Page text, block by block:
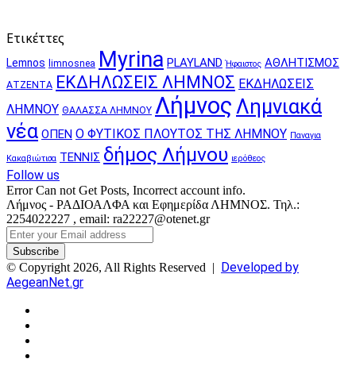
Ετικέττες
Lemnos limnosnea Myrina PLAYLAND Ήφαιστος ΑΘΛΗΤΙΣΜΟΣ
ΑΤΖΕΝΤΑ ΕΚΔΗΛΩΣΕΙΣ ΛΗΜΝΟΣ ΕΚΔΗΛΩΣΕΙΣ
ΛΗΜΝΟΥ ΘΑΛΑΣΣΑ ΛΗΜΝΟΥ Λήμνος Λημνιακά
νέα ΟΠΕΝ Ο ΦΥΤΙΚΟΣ ΠΛΟΥΤΟΣ ΤΗΣ ΛΗΜΝΟΥ Παναγια
Κακαβιώτισα ΤΕΝΝΙΣ δήμος Λήμνου ιερόθεος
Follow us
Error Can not Get Posts, Incorrect account info.
Λήμνος - ΡΑΔΙΟΑΛΦΑ και Εφημερίδα ΛΗΜΝΟΣ. Τηλ.:
2254022227 , email: ra22227@otenet.gr
Enter
your
Email
address
© Copyright 2026, All Rights Reserved | Developed by
AegeanNet.gr